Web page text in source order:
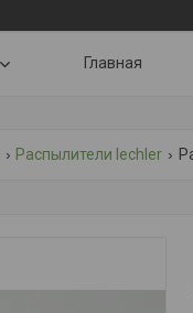
Главная
Распылители lechler